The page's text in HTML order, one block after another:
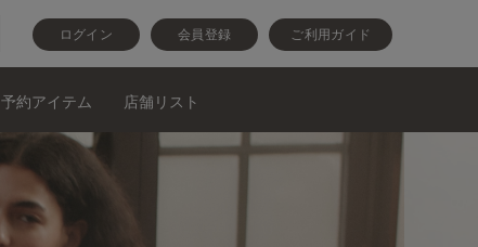
ログイン 会員登録 ご利用ガイド
予約アイテム 店舗リスト